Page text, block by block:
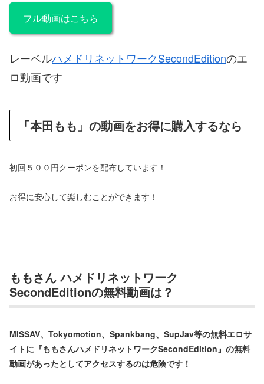
フル動画はこちら
レーベルハメドリネットワークSecondEditionのエ
ロ動画です
「本田もも」の動画をお得に購入するなら
初回５００円クーポンを配布しています！
お得に安心して楽しむことができます！
ももさん ハメドリネットワーク
SecondEditionの無料動画は？
MISSAV、Tokyomotion、Spankbang、SupJav等の無料エロサ
イトに『ももさんハメドリネットワークSecondEdition』の無料
動画があったとしてアクセスするのは危険です！